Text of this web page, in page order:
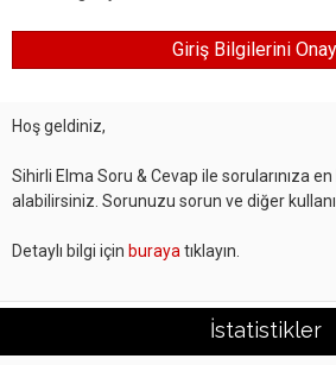
Hoş geldiniz,
Sihirli Elma Soru & Cevap ile sorularınıza
alabilirsiniz. Sorunuzu sorun ve diğer
Detaylı bilgi için buraya tıklayın.
İstatistikler